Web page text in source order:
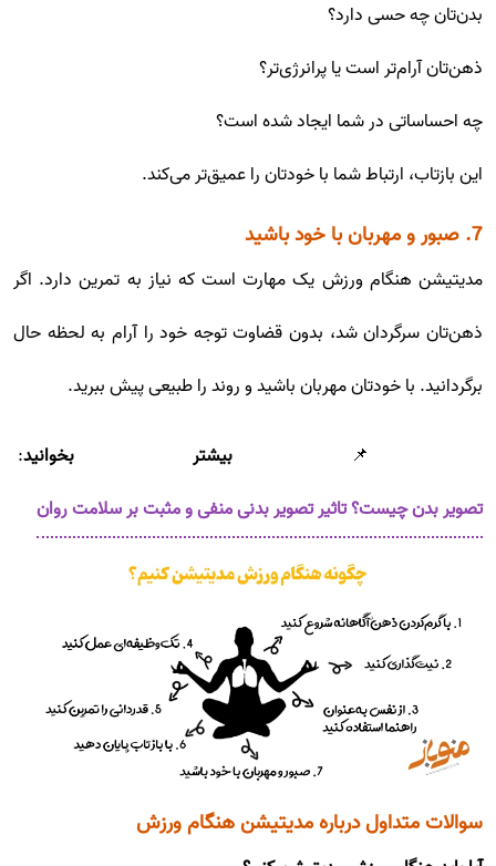
بدن‌تان چه حسی دارد؟
ذهن‌تان آرام‌تر است یا پرانرژی‌تر؟
چه احساساتی در شما ایجاد شده است؟
این بازتاب، ارتباط شما با خودتان را عمیق‌تر می‌کند.
7. صبور و مهربان با خود باشید
مدیتیشن هنگام ورزش یک مهارت است که نیاز به تمرین دارد. اگر
ذهن‌تان سرگردان شد، بدون قضاوت توجه خود را آرام به لحظه حال
برگردانید. با خودتان مهربان باشید و روند را طبیعی پیش ببرید.
📌 بیشتر بخوانید:
تصویر بدن چیست؟ تاثیر تصویر بدنی منفی و مثبت بر سلامت روان
سوالات متداول درباره مدیتیشن هنگام ورزش